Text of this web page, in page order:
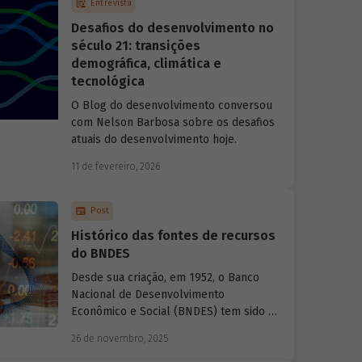
Entrevista
Desafios do desenvolvimento no
século 21: transições
demográfica, climática e
tecnológica
O Blog do desenvolvimento conversou
com Nelson Barbosa sobre os desafios
atuais do desenvolvimento hoje.
11 de fevereiro, 2026
Post
Histórico das fontes de recursos
do BNDES
Desde sua criação, em 1952, o Banco
Nacional de Desenvolvimento
Econômico e Social (BNDES) tem sido o
desenvolvimento brasileiro, ocupando
26 de novembro, 2025